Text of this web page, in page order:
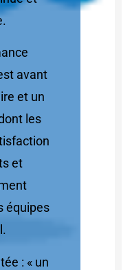
avant
et un
les
et
équipes
: « un